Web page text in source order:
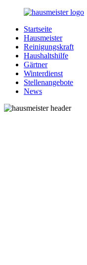
Zurück
Inhalt
Hausmeister.de
Alles
rund
Ihren
Haushalt
Startseite
Hausmeister
Reinigungskraft
Haushaltshilfe
Gärtner
Winterdienst
Stellenangebote
News